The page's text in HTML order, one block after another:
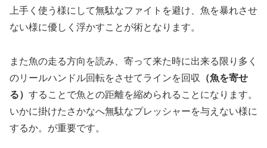
上手く使う様にして無駄なファイトを避け、魚を暴れさせ
ない様に優しく浮かすことが術となります。
また魚の走る方向を読み、寄って来た時に出来る限り多く
のリールハンドル回転をさせてラインを回収
（魚を寄せ
る） することで魚との距離を縮められることになります。
いかに掛けたさかなへ無駄なプレッシャーを与えない様に
するか。が重要です。